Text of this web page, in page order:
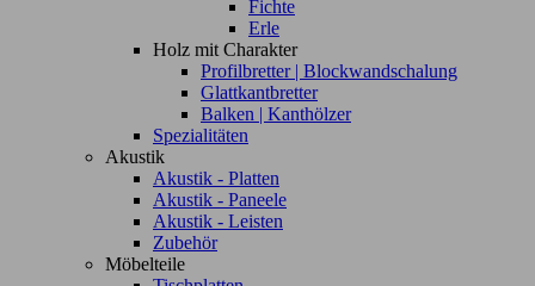
Fichte
Erle
Holz mit Charakter
Profilbretter | Blockwandschalung
Glattkantbretter
Balken | Kanthölzer
Spezialitäten
Akustik
Akustik - Platten
Akustik - Paneele
Akustik - Leisten
Zubehör
Möbelteile